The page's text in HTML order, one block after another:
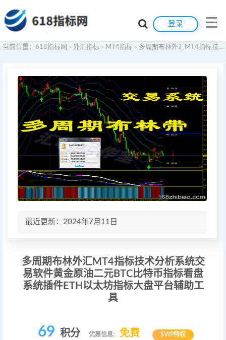
登录
当前位置： 618指标网 > 外汇指标 > MT4指标 > 多周期布林外汇MT4指标技术分析系统交易软件黄金原油二元BTC比特币指标看盘系统插件ETH以太坊指标大盘平台辅助工具
最近更新：2024年7月11日
多周期布林外汇MT4指标技术分析系统交
易软件黄金原油二元BTC比特币指标看盘
系统插件ETH以太坊指标大盘平台辅助工
具
69 积分 优惠信息: 免费 SVIP特权